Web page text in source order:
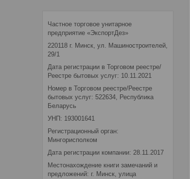
Частное торговое унитарное
предприятие «ЭкспортДез»
220118 г. Минск, ул. Машиностроителей,
29/1
Дата регистрации в Торговом реестре/
Реестре бытовых услуг: 10.11.2021
Номер в Торговом реестре/Реестре
бытовых услуг: 522634, Республика
Беларусь
УНП: 193001641
Регистрационный орган:
Мингорисполком
Дата регистрации компании: 28.11.2017
Местонахождение книги замечаний и
предложений: г. Минск, улица